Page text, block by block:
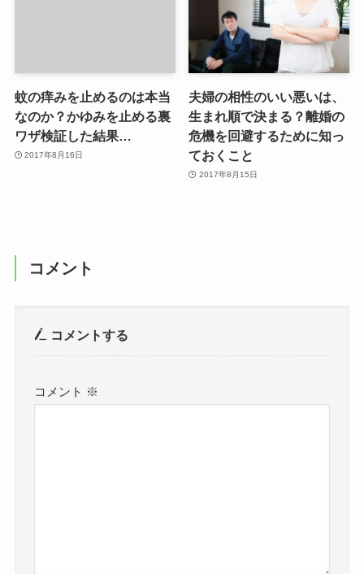
蚊の痒みを止めるのは本当
なのか？かゆみを止める裏
ワザ検証した結果…
2017年8月16日
夫婦の相性のいい悪いは、
生まれ順で決まる？離婚の
危機を回避するために知っ
ておくこと
2017年8月15日
コメント
コメントする
コメント ※